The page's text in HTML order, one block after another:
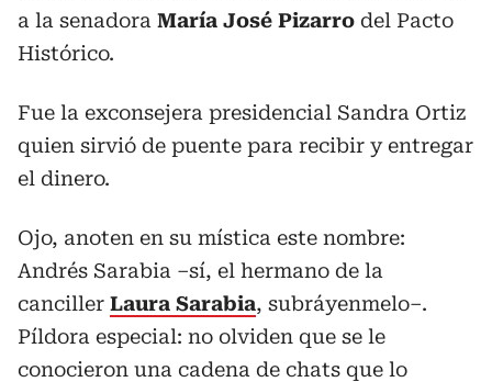
a la senadora María José Pizarro del Pacto
Histórico.
Fue la exconsejera presidencial Sandra Ortiz
quien sirvió de puente para recibir y entregar
el dinero.
Ojo, anoten en su mística este nombre:
Andrés Sarabia –sí, el hermano de la
canciller Laura Sarabia, subráyenmelo–.
Píldora especial: no olviden que se le
conocieron una cadena de chats que lo